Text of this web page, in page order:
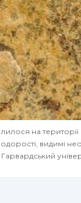
на
водорості,
Гарвардський